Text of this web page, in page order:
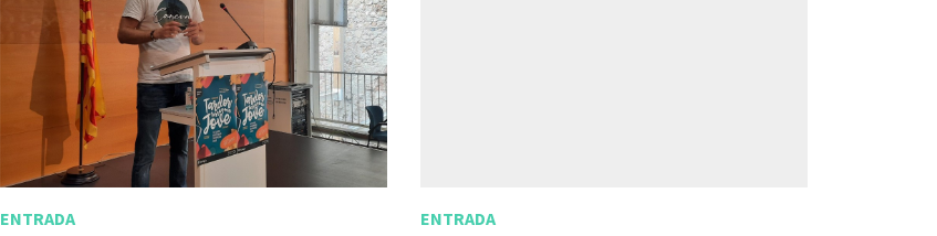
ENTRADA ENTRADA